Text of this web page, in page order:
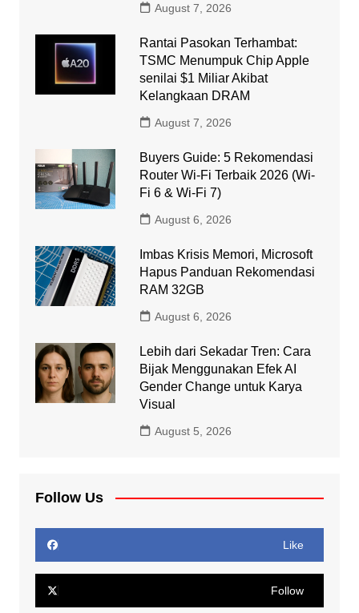
August 7, 2026
Rantai Pasokan Terhambat:
TSMC Menumpuk Chip Apple
senilai $1 Miliar Akibat
Kelangkaan DRAM
August 7, 2026
Buyers Guide: 5 Rekomendasi
Router Wi-Fi Terbaik 2026 (Wi-
Fi 6 & Wi-Fi 7)
August 6, 2026
Imbas Krisis Memori, Microsoft
Hapus Panduan Rekomendasi
RAM 32GB
August 6, 2026
Lebih dari Sekadar Tren: Cara
Bijak Menggunakan Efek AI
Gender Change untuk Karya
Visual
August 5, 2026
Follow Us
Like
Follow